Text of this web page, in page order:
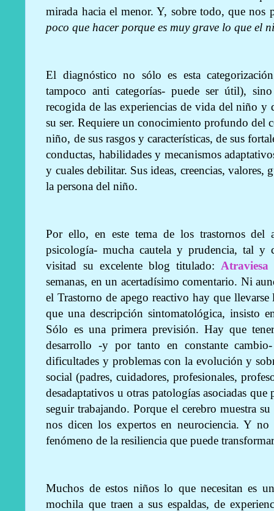
mirada hacia el menor. Y, sobre todo, que nos
poco que hacer porque es muy grave lo que el
El diagnóstico no sólo es esta
tampoco anti categorías- puede ser útil),
recogida de las experiencias de vida del niño y
su ser. Requiere un conocimiento profundo del
niño, de sus rasgos y características, de sus
conductas, habilidades y mecanismos
y cuales debilitar. Sus ideas, creencias, valores,
la persona del niño.
Por ello, en este tema de los trastornos del
psicología- mucha cautela y prudencia, tal
visitad su excelente blog titulado: Atraviesa
semanas, en un acertadísimo comentario. Ni
el Trastorno de apego reactivo hay que llevarse
que una descripción sintomatológica, insisto
Sólo es una primera previsión. Hay que
desarrollo -y por tanto en constante
dificultades y problemas con la evolución y
social (padres, cuidadores, profesionales,
desadaptativos u otras patologías asociadas que
seguir trabajando. Porque el cerebro muestra
nos dicen los expertos en neurociencia. Y
fenómeno de la resiliencia que puede
Muchos de estos niños lo que necesitan es
mochila que traen a sus espaldas, de